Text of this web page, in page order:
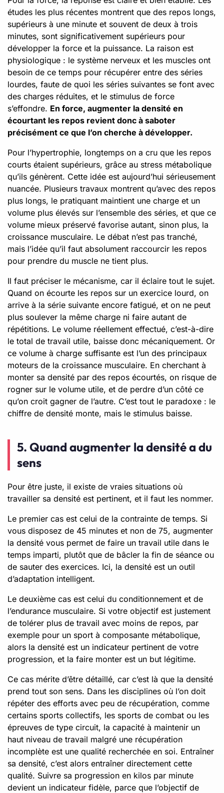
études les plus récentes montrent que des repos longs,
supérieurs à une minute et souvent de deux à trois
minutes, sont significativement supérieurs pour
développer la force et la puissance. La raison est
physiologique : le système nerveux et les muscles ont
besoin de ce temps pour récupérer entre des séries
lourdes, faute de quoi les séries suivantes se font avec
des charges réduites, et le stimulus de force
s’effondre. En force, augmenter la densité en
écourtant les repos revient donc à saboter
précisément ce que l’on cherche à développer.
Pour l’hypertrophie, longtemps on a cru que les repos
courts étaient supérieurs, grâce au stress métabolique
qu’ils génèrent. Cette idée est aujourd’hui sérieusement
nuancée. Plusieurs travaux montrent qu’avec des repos
plus longs, le pratiquant maintient une charge et un
volume plus élevés sur l’ensemble des séries, et que ce
volume mieux préservé favorise autant, sinon plus, la
croissance musculaire. Le débat n’est pas tranché,
mais l’idée qu’il faut absolument raccourcir les repos
pour prendre du muscle ne tient plus.
Il faut préciser le mécanisme, car il éclaire tout le sujet.
Quand on écourte les repos sur un exercice lourd, on
arrive à la série suivante encore fatigué, et on ne peut
plus soulever la même charge ni faire autant de
répétitions. Le volume réellement effectué, c’est-à-dire
le total de travail utile, baisse donc mécaniquement. Or
ce volume à charge suffisante est l’un des principaux
moteurs de la croissance musculaire. En cherchant à
monter sa densité par des repos écourtés, on risque de
rogner sur le volume utile, et de perdre d’un côté ce
qu’on croit gagner de l’autre. C’est tout le paradoxe : le
chiffre de densité monte, mais le stimulus baisse.
5. Quand augmenter la densité a du
sens
Pour être juste, il existe de vraies situations où
travailler sa densité est pertinent, et il faut les nommer.
Le premier cas est celui de la contrainte de temps. Si
vous disposez de 45 minutes et non de 75, augmenter
la densité vous permet de faire un travail utile dans le
temps imparti, plutôt que de bâcler la fin de séance ou
de sauter des exercices. Ici, la densité est un outil
d’adaptation intelligent.
Le deuxième cas est celui du conditionnement et de
l’endurance musculaire. Si votre objectif est justement
de tolérer plus de travail avec moins de repos, par
exemple pour un sport à composante métabolique,
alors la densité est un indicateur pertinent de votre
progression, et la faire monter est un but légitime.
Ce cas mérite d’être détaillé, car c’est là que la densité
prend tout son sens. Dans les disciplines où l’on doit
répéter des efforts avec peu de récupération, comme
certains sports collectifs, les sports de combat ou les
épreuves de type circuit, la capacité à maintenir un
haut niveau de travail malgré une récupération
incomplète est une qualité recherchée en soi. Entraîner
sa densité, c’est alors entraîner directement cette
qualité. Suivre sa progression en kilos par minute
devient un indicateur fidèle, parce que l’objectif de